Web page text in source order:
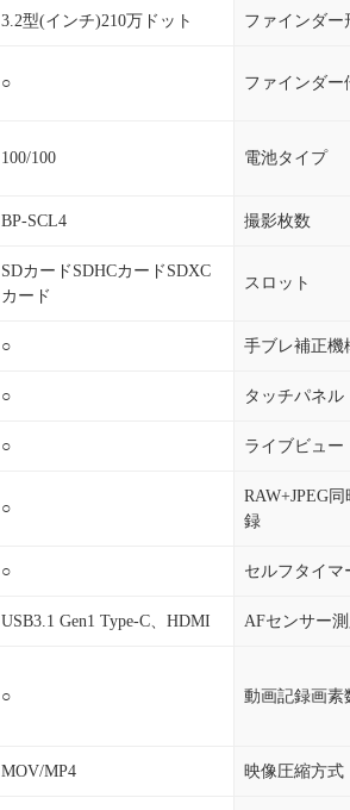
3.2型(インチ)210万ドット ファインダー
○ ファインダー
100/100 電池タイプ
BP-SCL4 撮影枚数
SDカードSDHCカードSDXC
カード
スロット
○ 手ブレ補正機
○ タッチパネル
○ ライブビュー
○
RAW+JPEG
録
○ セルフタイマ
USB3.1 Gen1 Type-C、HDMI AFセンサー
○ 動画記録画素
MOV/MP4 映像圧縮方式